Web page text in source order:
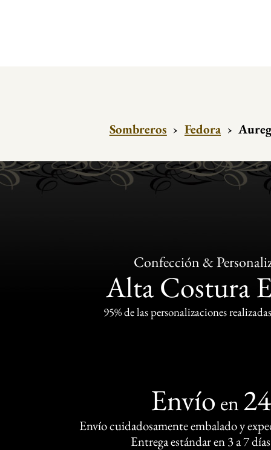
Sombreros › Fedora ›
Confección &
Alta Costura
95% de las personalizaciones
Envío en
Envío cuidadosamente embalado y
Entrega estándar en 3 a 7